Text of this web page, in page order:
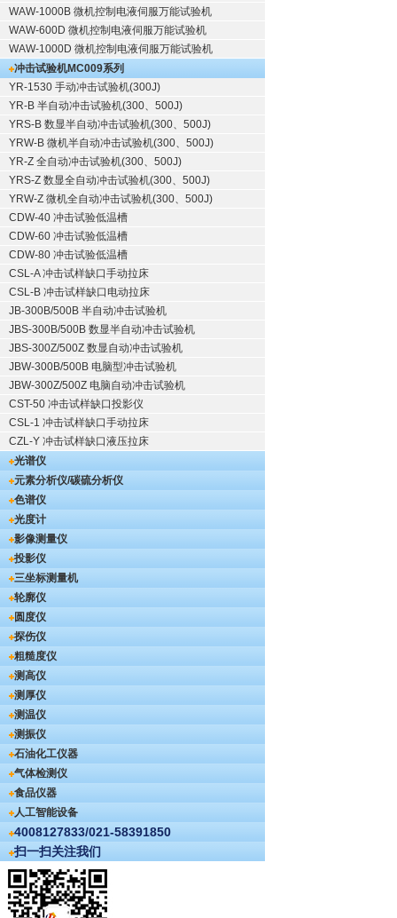
WAW-1000B 微机控制电液伺服万能试验机
WAW-600D 微机控制电液伺服万能试验机
WAW-1000D 微机控制电液伺服万能试验机
冲击试验机MC009系列
YR-1530 手动冲击试验机(300J)
YR-B 半自动冲击试验机(300、500J)
YRS-B 数显半自动冲击试验机(300、500J)
YRW-B 微机半自动冲击试验机(300、500J)
YR-Z 全自动冲击试验机(300、500J)
YRS-Z 数显全自动冲击试验机(300、500J)
YRW-Z 微机全自动冲击试验机(300、500J)
CDW-40 冲击试验低温槽
CDW-60 冲击试验低温槽
CDW-80 冲击试验低温槽
CSL-A 冲击试样缺口手动拉床
CSL-B 冲击试样缺口电动拉床
JB-300B/500B 半自动冲击试验机
JBS-300B/500B 数显半自动冲击试验机
JBS-300Z/500Z 数显自动冲击试验机
JBW-300B/500B 电脑型冲击试验机
JBW-300Z/500Z 电脑自动冲击试验机
CST-50 冲击试样缺口投影仪
CSL-1 冲击试样缺口手动拉床
CZL-Y 冲击试样缺口液压拉床
光谱仪
元素分析仪/碳硫分析仪
色谱仪
光度计
影像测量仪
投影仪
三坐标测量机
轮廓仪
圆度仪
探伤仪
粗糙度仪
测高仪
测厚仪
测温仪
测振仪
石油化工仪器
气体检测仪
食品仪器
人工智能设备
4008127833/021-58391850
扫一扫关注我们